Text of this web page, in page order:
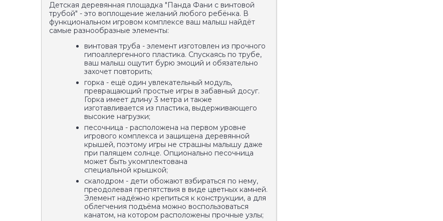
Детская деревянная площадка "Панда Фани с винтовой
трубой" - это воплощение желаний любого ребёнка. В
функциональном игровом комплексе ваш малыш найдёт
самые разнообразные элементы:
винтовая труба - элемент изготовлен из прочного
гипоаллергенного пластика. Спускаясь по трубе,
ваш малыш ощутит бурю эмоций и обязательно
захочет повторить;
горка - ещё один увлекательный модуль,
превращающий простые игры в забавный досуг.
Горка имеет длину 3 метра и также
изготавливается из пластика, выдерживающего
высокие нагрузки;
песочница - расположена на первом уровне
игрового комплекса и защищена деревянной
крышей, поэтому игры не страшны малышу даже
при палящем солнце. Опционально песочница
может быть укомплектована
специальной крышкой;
скалодром - дети обожают взбираться по нему,
преодолевая препятствия в виде цветных камней.
Элемент надёжно крепиться к конструкции, а для
облегчения подъёма можно воспользоваться
канатом, на котором расположены прочные узлы;